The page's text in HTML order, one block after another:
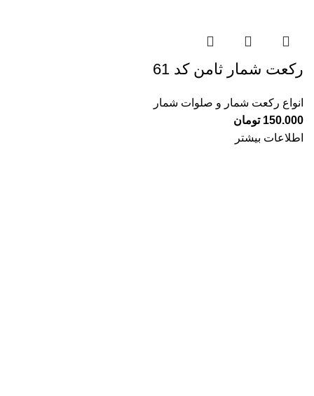
رکعت شمار ثامن کد 61
انواع رکعت شمار و صلوات شمار
150.000 تومان
اطلاعات بیشتر